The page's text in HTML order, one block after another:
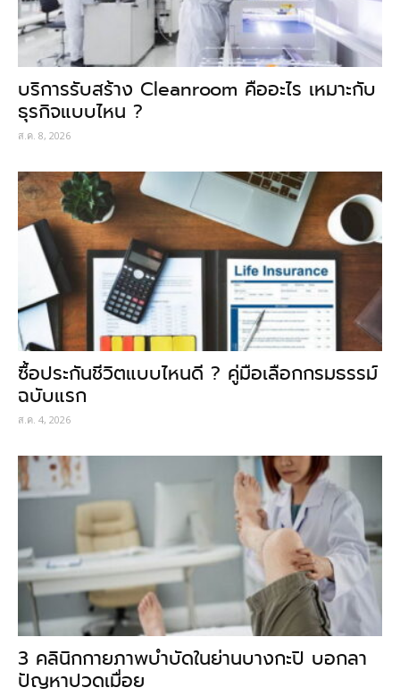
บริการรับสร้าง Cleanroom คืออะไร เหมาะกับ
ธุรกิจแบบไหน ?
ส.ค. 8, 2026
ซื้อประกันชีวิตแบบไหนดี ? คู่มือเลือกกรมธรรม์
ฉบับแรก
ส.ค. 4, 2026
3 คลินิกกายภาพบำบัดในย่านบางกะปิ บอกลา
ปัญหาปวดเมื่อย